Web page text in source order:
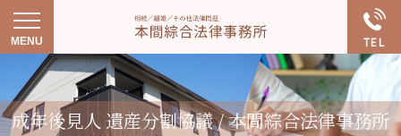
成年後見人 遺産分割協議 / 本間綜合法律事務所